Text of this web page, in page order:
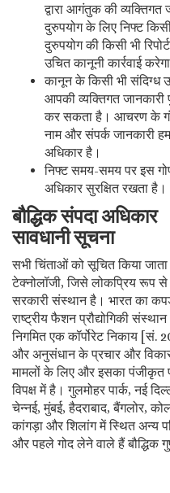
द्वारा आगंतुक की
दुरुपयोग के लिए निफ्ट
दुरुपयोग की किसी भी
उचित कानूनी कार्रवाई
कानून के किसी भी संदिग्ध
आपकी व्यक्तिगत जानकारी
कर सकता है। आचरण के
नाम और संपर्क जानकारी
अधिकार है।
निफ्ट समय-समय पर इस
अधिकार सुरक्षित रखता है।
बौद्धिक संपदा अधिकार
सावधानी सूचना
सभी चिंताओं को सूचित किया
टेक्नोलॉजी, जिसे लोकप्रिय रूप
सरकारी संस्थान है। भारत का
राष्ट्रीय फैशन प्रौद्योगिकी
निगमित एक कॉर्पोरेट निकाय [सं.
और अनुसंधान के प्रचार और
मामलों के लिए और इसका पंजीकृत
विपक्ष में है। गुलमोहर पार्क, नई
चेन्नई, मुंबई, हैदराबाद, बैंगलोर,
कांगड़ा और शिलांग में स्थित अन्य
और पहले गोद लेने वाले हैं बौद्धिक